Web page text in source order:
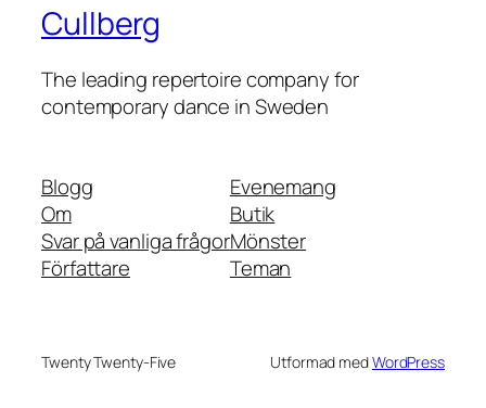
Cullberg
The leading repertoire company for
contemporary dance in Sweden
Blogg
Om
Svar på vanliga frågor
Författare
Evenemang
Butik
Mönster
Teman
Twenty Twenty-Five Utformad medWordPress